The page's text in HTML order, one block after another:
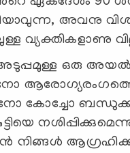
അവനു
വ്യക്തികളാണു
ഒരു
കോച്ചോ
നിങ്ങൾ